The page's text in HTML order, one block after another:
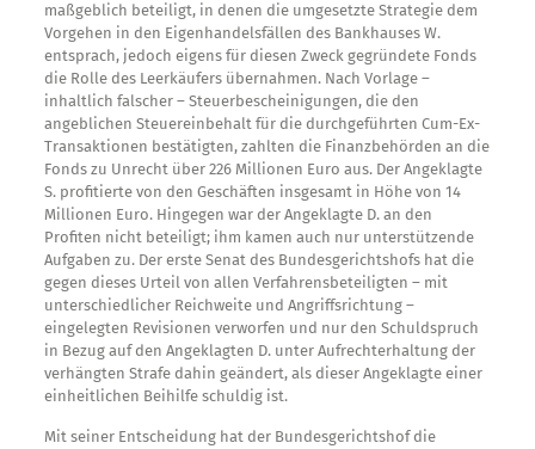
maßgeblich beteiligt, in denen die umgesetzte Strategie dem
Vorgehen in den Eigenhandelsfällen des Bankhauses W.
entsprach, jedoch eigens für diesen Zweck gegründete Fonds
die Rolle des Leerkäufers übernahmen. Nach Vorlage –
inhaltlich falscher – Steuerbescheinigungen, die den
angeblichen Steuereinbehalt für die durchgeführten Cum-Ex-
Transaktionen bestätigten, zahlten die Finanzbehörden an die
Fonds zu Unrecht über 226 Millionen Euro aus. Der Angeklagte
S. profitierte von den Geschäften insgesamt in Höhe von 14
Millionen Euro. Hingegen war der Angeklagte D. an den
Profiten nicht beteiligt; ihm kamen auch nur unterstützende
Aufgaben zu. Der erste Senat des Bundesgerichtshofs hat die
gegen dieses Urteil von allen Verfahrensbeteiligten – mit
unterschiedlicher Reichweite und Angriffsrichtung –
eingelegten Revisionen verworfen und nur den Schuldspruch
in Bezug auf den Angeklagten D. unter Aufrechterhaltung der
verhängten Strafe dahin geändert, als dieser Angeklagte einer
einheitlichen Beihilfe schuldig ist.
Mit seiner Entscheidung hat der Bundesgerichtshof die